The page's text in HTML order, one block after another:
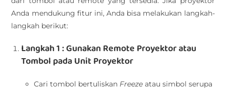
Anda mendukung fitur ini, Anda bisa melakukan langkah-
langkah berikut:
Langkah 1 : Gunakan Remote Proyektor atau
Tombol pada Unit Proyektor
Cari tombol bertuliskan Freeze atau simbol serupa